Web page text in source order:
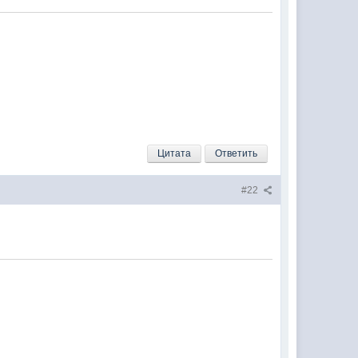
Ответить
Цитата
#22